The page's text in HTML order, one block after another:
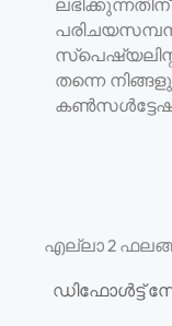
തന്നെ
എല്ലാ 2